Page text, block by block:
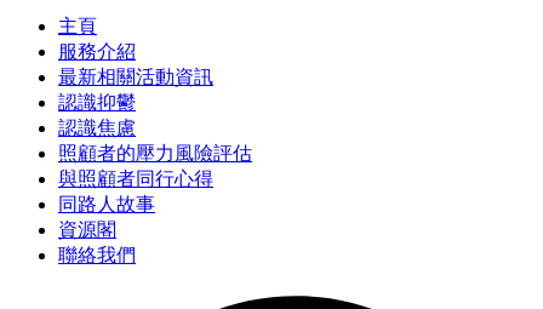
主頁
服務介紹
最新相關活動資訊
認識抑鬱
認識焦慮
照顧者的壓力風險評估
與照顧者同行心得
同路人故事
資源閣
聯絡我們